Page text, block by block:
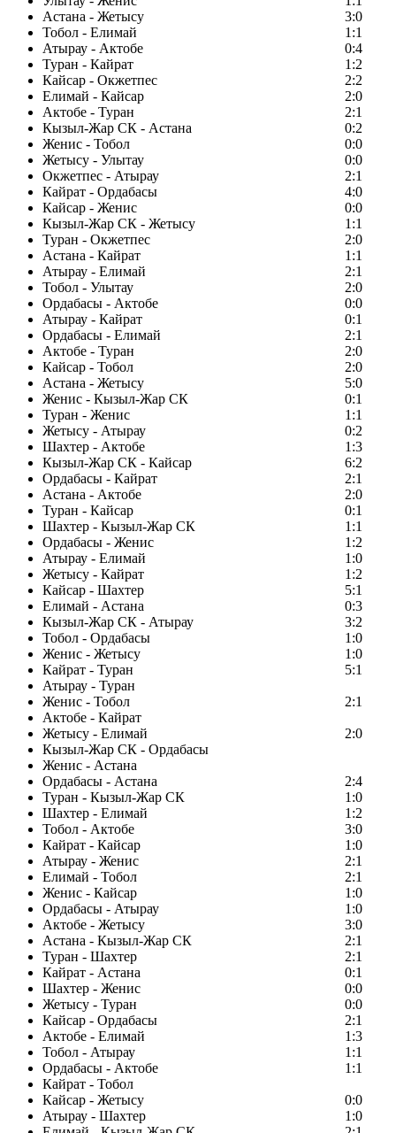
Астана - Жетысу
3:0
Тобол - Елимай
1:1
Атырау - Актобе
0:4
Туран - Кайрат
1:2
Кайсар - Окжетпес
2:2
Елимай - Кайсар
2:0
Актобе - Туран
2:1
Кызыл-Жар СК - Астана
0:2
Женис - Тобол
0:0
Жетысу - Улытау
0:0
Окжетпес - Атырау
2:1
Кайрат - Ордабасы
4:0
Кайсар - Женис
0:0
Кызыл-Жар СК - Жетысу
1:1
Туран - Окжетпес
2:0
Астана - Кайрат
1:1
Атырау - Елимай
2:1
Тобол - Улытау
2:0
Ордабасы - Актобе
0:0
Атырау - Кайрат
0:1
Ордабасы - Елимай
2:1
Актобе - Туран
2:0
Кайсар - Тобол
2:0
Астана - Жетысу
5:0
Женис - Кызыл-Жар СК
0:1
Туран - Женис
1:1
Жетысу - Атырау
0:2
Шахтер - Актобе
1:3
Кызыл-Жар СК - Кайсар
6:2
Ордабасы - Кайрат
2:1
Астана - Актобе
2:0
Туран - Кайсар
0:1
Шахтер - Кызыл-Жар СК
1:1
Ордабасы - Женис
1:2
Атырау - Елимай
1:0
Жетысу - Кайрат
1:2
Кайсар - Шахтер
5:1
Елимай - Астана
0:3
Кызыл-Жар СК - Атырау
3:2
Тобол - Ордабасы
1:0
Женис - Жетысу
1:0
Кайрат - Туран
5:1
Атырау - Туран
Женис - Тобол
2:1
Актобе - Кайрат
Жетысу - Елимай
2:0
Кызыл-Жар СК - Ордабасы
Женис - Астана
Ордабасы - Астана
2:4
Туран - Кызыл-Жар СК
1:0
Шахтер - Елимай
1:2
Тобол - Актобе
3:0
Кайрат - Кайсар
1:0
Атырау - Женис
2:1
Елимай - Тобол
2:1
Женис - Кайсар
1:0
Ордабасы - Атырау
1:0
Актобе - Жетысу
3:0
Астана - Кызыл-Жар СК
2:1
Туран - Шахтер
2:1
Кайрат - Астана
0:1
Шахтер - Женис
0:0
Жетысу - Туран
0:0
Кайсар - Ордабасы
2:1
Актобе - Елимай
1:3
Тобол - Атырау
1:1
Ордабасы - Актобе
1:1
Кайрат - Тобол
Кайсар - Жетысу
0:0
Атырау - Шахтер
1:0